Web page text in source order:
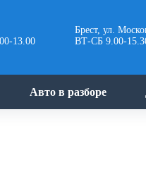
13.00
Брест, ул.
ВТ-СБ 9.00-
Авто в разборе